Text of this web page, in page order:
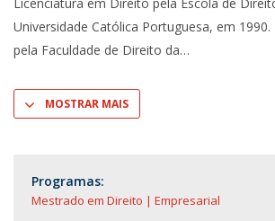
Universidade Católica Portuguesa, em
pela Faculdade de Direito da
MOSTRAR MAIS
Programas:
Mestrado em Direito | Empresarial